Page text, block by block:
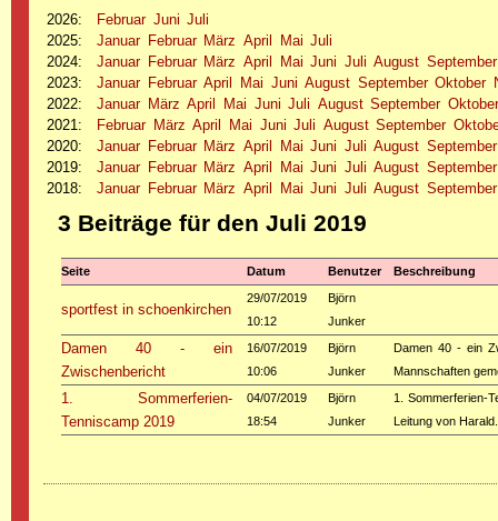
2026: Februar Juni Juli
2025: Januar Februar März April Mai Juli
2024: Januar Februar März April Mai Juni Juli August September
2023: Januar Februar April Mai Juni August September Oktober
2022: Januar März April Mai Juni Juli August September
2021: Februar März April Mai Juni Juli August September
2020: Januar Februar März April Mai Juni Juli August September
2019: Januar Februar März April Mai Juni Juli August September
2018: Januar Februar März April Mai Juni Juli August September
3 Beiträge für den Juli 2019
Seite Datum Benutzer Beschreibung
sportfest in schoenkirchen
29/07/2019
10:12
Björn
Junker
Damen 40 - ein
Zwischenbericht
16/07/2019
10:06
Björn
Junker
Damen 40 - ein
Mannschaften
1. Sommerferien-
Tenniscamp 2019
04/07/2019
18:54
Björn
Junker
1. Sommerferien-
Leitung von